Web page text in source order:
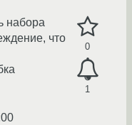
0
1
набора
что